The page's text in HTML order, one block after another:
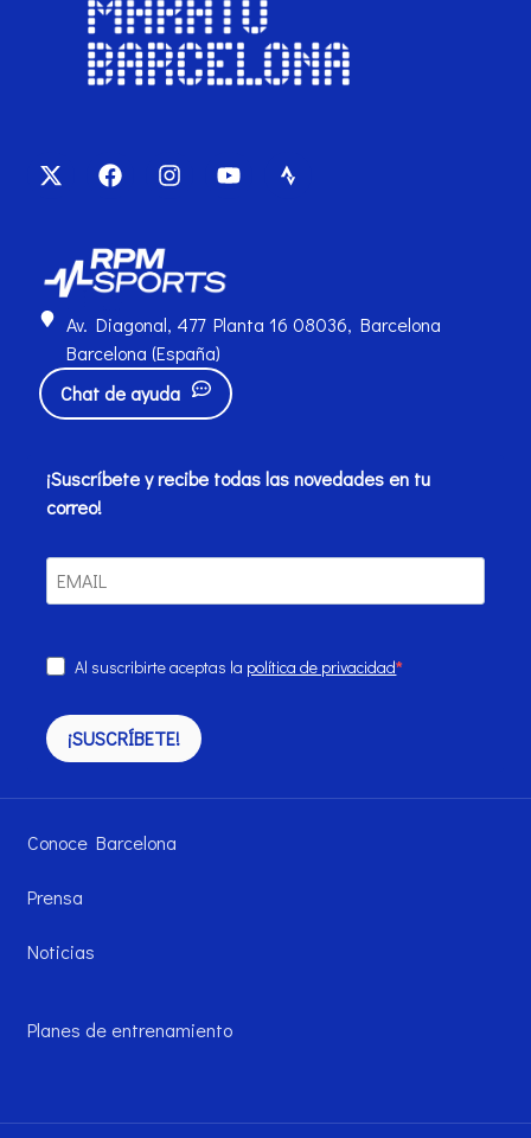
¡Suscríbete y recibe todas las novedades en tu
correo!
Al suscribirte aceptas la política de privacidad
¡SUSCRÍBETE!
Av. Diagonal, 477 Planta 16 08036, Barcelona
Barcelona (España)
Chat de ayuda
Conoce Barcelona
Prensa
Noticias
Planes de entrenamiento